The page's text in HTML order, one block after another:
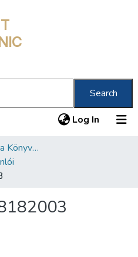
Search
Log In (current)
0307 - Krúdy Gyula Könyvtár